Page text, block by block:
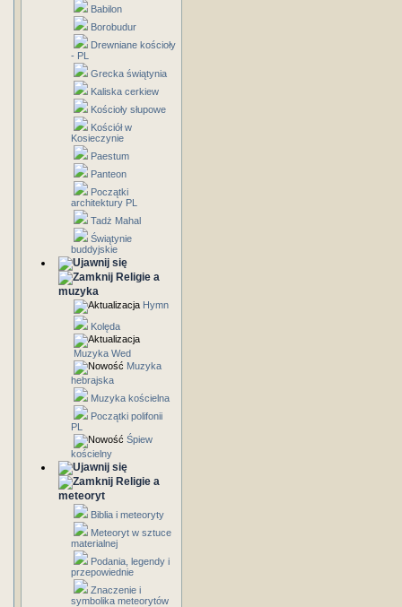
Babilon
Borobudur
Drewniane kościoły
- PL
Grecka świątynia
Kaliska cerkiew
Kościoły słupowe
Kościół w
Kosieczynie
Paestum
Panteon
Początki
architektury PL
Tadż Mahal
Świątynie
buddyjskie
Religie a
muzyka
Hymn
Kolęda
Muzyka Wed
Muzyka
hebrajska
Muzyka kościelna
Początki polifonii
PL
Śpiew
kościelny
Religie a
meteoryt
Biblia i meteoryty
Meteoryt w sztuce
materialnej
Podania, legendy i
przepowiednie
Znaczenie i
symbolika meteorytów